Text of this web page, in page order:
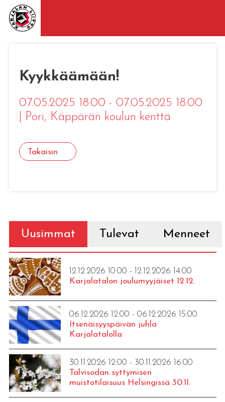
Kyykkäämään!
07.05.2025 18:00 - 07.05.2025 18:00
Pori, Käppärän koulun kenttä
Takaisin
Uusimmat Tulevat Menneet
12.12.2026 10:00 - 12.12.2026 14:00
Karjalatalon joulumyyjäiset 12.12.
06.12.2026 12:00 - 06.12.2026 15:00
Itsenäisyyspäivän juhla
Karjalatalolla
30.11.2026 12:00 - 30.11.2026 16:00
Talvisodan syttymisen
muistotilaisuus Helsingissä 30.11.